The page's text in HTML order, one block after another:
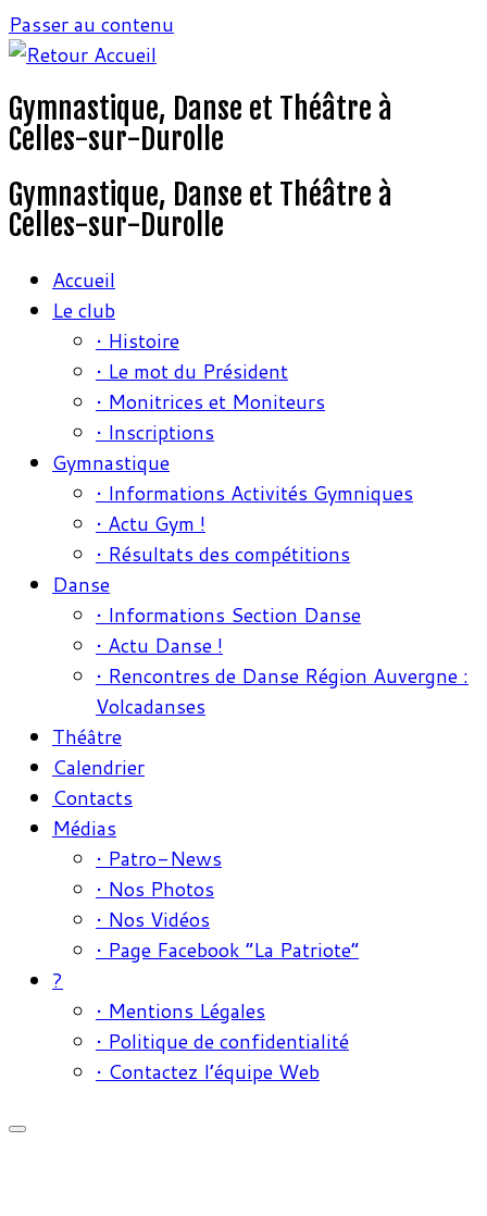
Passer au contenu
Gymnastique, Danse et Théâtre à
Celles-sur-Durolle
Gymnastique, Danse et Théâtre à
Celles-sur-Durolle
Accueil
Le club
• Histoire
• Le mot du Président
• Monitrices et Moniteurs
• Inscriptions
Gymnastique
• Informations Activités Gymniques
• Actu Gym !
• Résultats des compétitions
Danse
• Informations Section Danse
• Actu Danse !
• Rencontres de Danse Région Auvergne :
Volcadanses
Théâtre
Calendrier
Contacts
Médias
• Patro-News
• Nos Photos
• Nos Vidéos
• Page Facebook “La Patriote”
?
• Mentions Légales
• Politique de confidentialité
• Contactez l’équipe Web